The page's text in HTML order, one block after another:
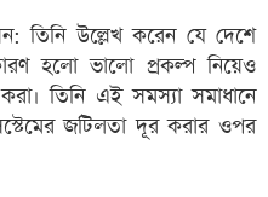
তিনি উল্লেখ করেন যে দেশে
হলো ভালো প্রকল্প নিয়েও
তিনি এই সমস্যা সমাধানে
জটিলতা দূর করার ওপর